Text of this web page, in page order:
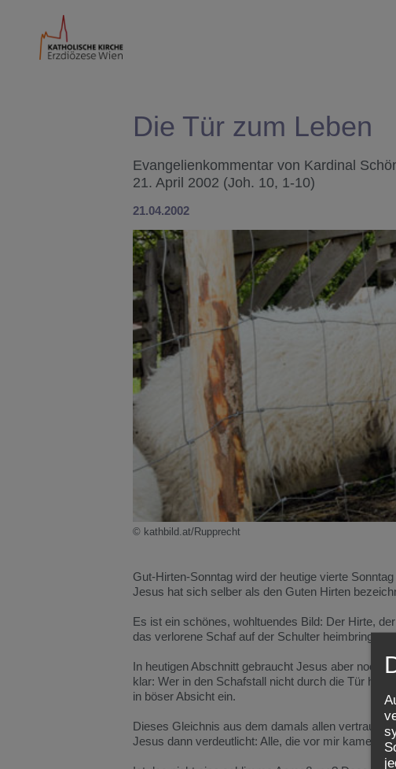
Die Tür zum Leben
Evangelienkommentar von Kardinal
21. April 2002 (Joh. 10, 1-10)
21.04.2002
© kathbild.at/Rupprecht
Gut-Hirten-Sonntag wird der heutige vierte
Jesus hat sich selber als den Guten Hirten
Es ist ein schönes, wohltuendes Bild: Der Hirte,
das verlorene Schaf auf der Schulter heimbringt
In heutigen Abschnitt gebraucht Jesus aber noch
klar: Wer in den Schafstall nicht durch die Tür
in böser Absicht ein.
Dieses Gleichnis aus dem damals allen
Jesus dann verdeutlicht: Alle, die vor mir kamen,